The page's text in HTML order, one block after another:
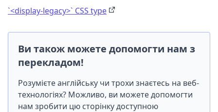
`<display-legacy>` CSS type
Ви також можете допомогти нам з
перекладом!
Розумієте англійську чи трохи знаєтесь на веб-
технологіях? Можливо, ви можете допомогти
нам зробити цю сторінку доступною